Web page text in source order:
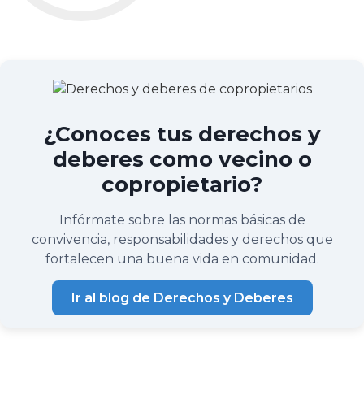
¿Conoces tus derechos y
deberes como vecino o
copropietario?
Infórmate sobre las normas básicas de
convivencia, responsabilidades y derechos que
fortalecen una buena vida en comunidad.
Ir al blog de Derechos y Deberes